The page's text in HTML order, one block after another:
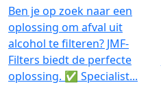
Ben je op zoek naar een
oplossing om afval uit
alcohol te filteren? JMF-
Filters biedt de perfecte
oplossing. ✅ Specialist...